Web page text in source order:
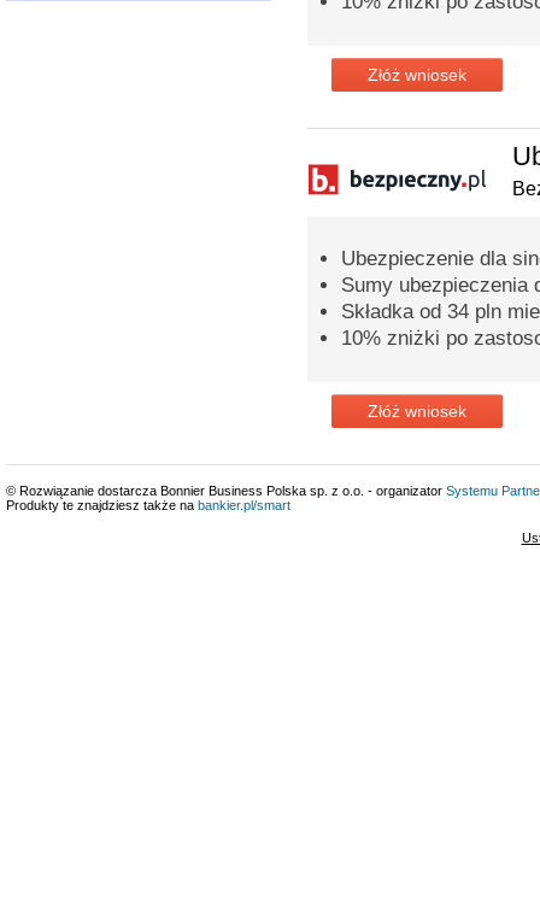
Złóż wniosek
Ubezpieczenie dla
Sumy ubezpieczenia
Składka od 34 pln
10% zniżki po
Złóż wniosek
© Rozwiązanie dostarcza Bonnier Business Polska sp. z o.o. - organizator Systemu
Produkty te znajdziesz także na bankier.pl/smart